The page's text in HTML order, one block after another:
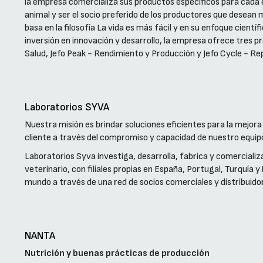
la empresa comercializa sus productos específicos para cada
animal y ser el socio preferido de los productores que
basa en la filosofía La vida es más fácil y en su enfoque
inversión en innovación y desarrollo, la empresa ofrece tres
Salud, Jefo Peak - Rendimiento y Producción y Jefo Cycle -
Laboratorios SYVA
Nuestra misión es brindar soluciones eficientes para la
cliente a través del compromiso y capacidad de nuestro
Laboratorios Syva investiga, desarrolla, fabrica y
veterinario, con filiales propias en España, Portugal, Turquía
mundo a través de una red de socios comerciales y
NANTA
Nutrición y buenas prácticas de producción